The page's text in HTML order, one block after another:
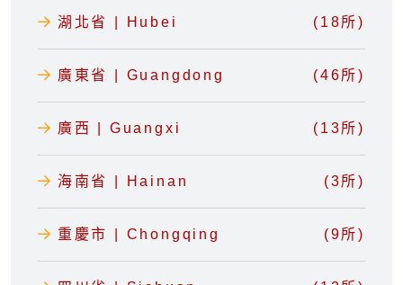
湖北省 | Hubei (18所)
廣東省 | Guangdong (46所)
廣西 | Guangxi (13所)
海南省 | Hainan (3所)
重慶市 | Chongqing (9所)